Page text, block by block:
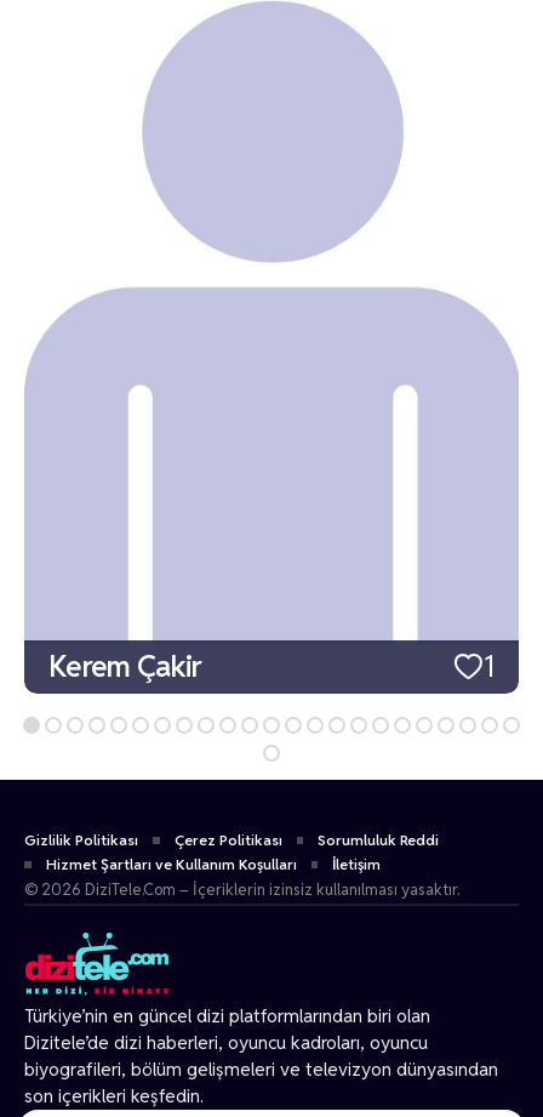
1
Kerem Çakir
Türkiye’nin en güncel dizi platformlarından biri olan
Dizitele’de dizi haberleri, oyuncu kadroları, oyuncu
biyografileri, bölüm gelişmeleri ve televizyon dünyasından
son içerikleri keşfedin.
Gizlilik Politikası Çerez Politikası
Sorumluluk Reddi
Hizmet Şartları ve Kullanım Koşulları
İletişim
© 2026 DiziTele.Com – İçeriklerin izinsiz kullanılması yasaktır.